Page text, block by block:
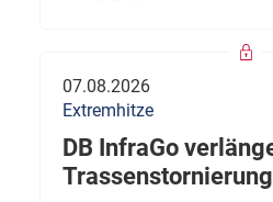
07.08.2026
Extremhitze
DB InfraGo
Trassenstornierung